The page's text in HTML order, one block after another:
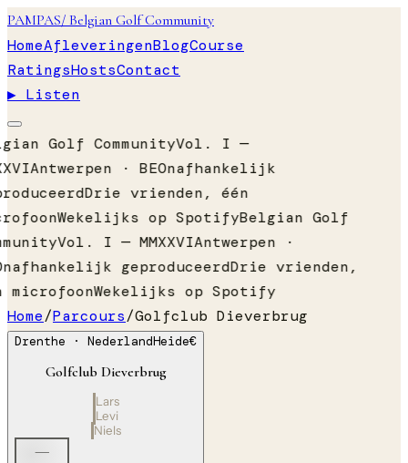
PAMPAS/ Belgian Golf Community
HomeAfleveringenBlogCourse
RatingsHostsContact
▶ Listen
Golf CommunityVol. I —
Antwerpen · BEOnafhankelijk
Drie vrienden, één
Wekelijks op SpotifyBelgian Golf
Vol. I — MMXXVIAntwerpen ·
geproduceerdDrie vrienden,
microfoonWekelijks op Spotify
Home/Parcours/Golfclub Dieverbrug
Drenthe · NederlandHeide€
Golfclub Dieverbrug
Lars
Levi
Niels
—